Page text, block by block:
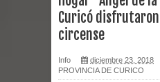
vacunación
virus
Curicó
circense
Info diciembre 23, 2018
PROVINCIA DE CURICO